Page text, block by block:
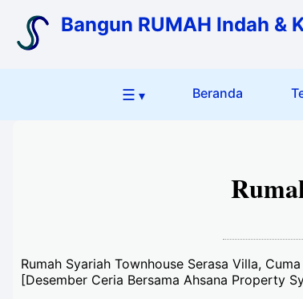
Bangun RUMAH Indah &
☰ ▾ Beranda
Rumah Syariah Townhouse Serasa Villa,
[Desember Ceria Bersama Ahsana Property